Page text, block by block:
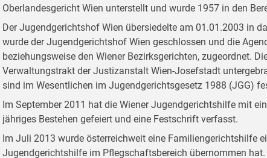
Oberlandesgericht Wien unterstellt und wurde 1957 in den
Der Jugendgerichtshof Wien übersiedelte am 01.01.2003 in
wurde der Jugendgerichtshof Wien geschlossen und die
beziehungsweise den Wiener Bezirksgerichten, zugeordnet.
Verwaltungstrakt der Justizanstalt Wien-Josefstadt
sind im Wesentlichen im Jugendgerichtsgesetz 1988 (JGG)
Im September 2011 hat die Wiener Jugendgerichtshilfe mit
jähriges Bestehen gefeiert und eine Festschrift verfasst.
Im Juli 2013 wurde österreichweit eine Familiengerichtshilfe
Jugendgerichtshilfe im Pflegschaftsbereich übernommen hat.